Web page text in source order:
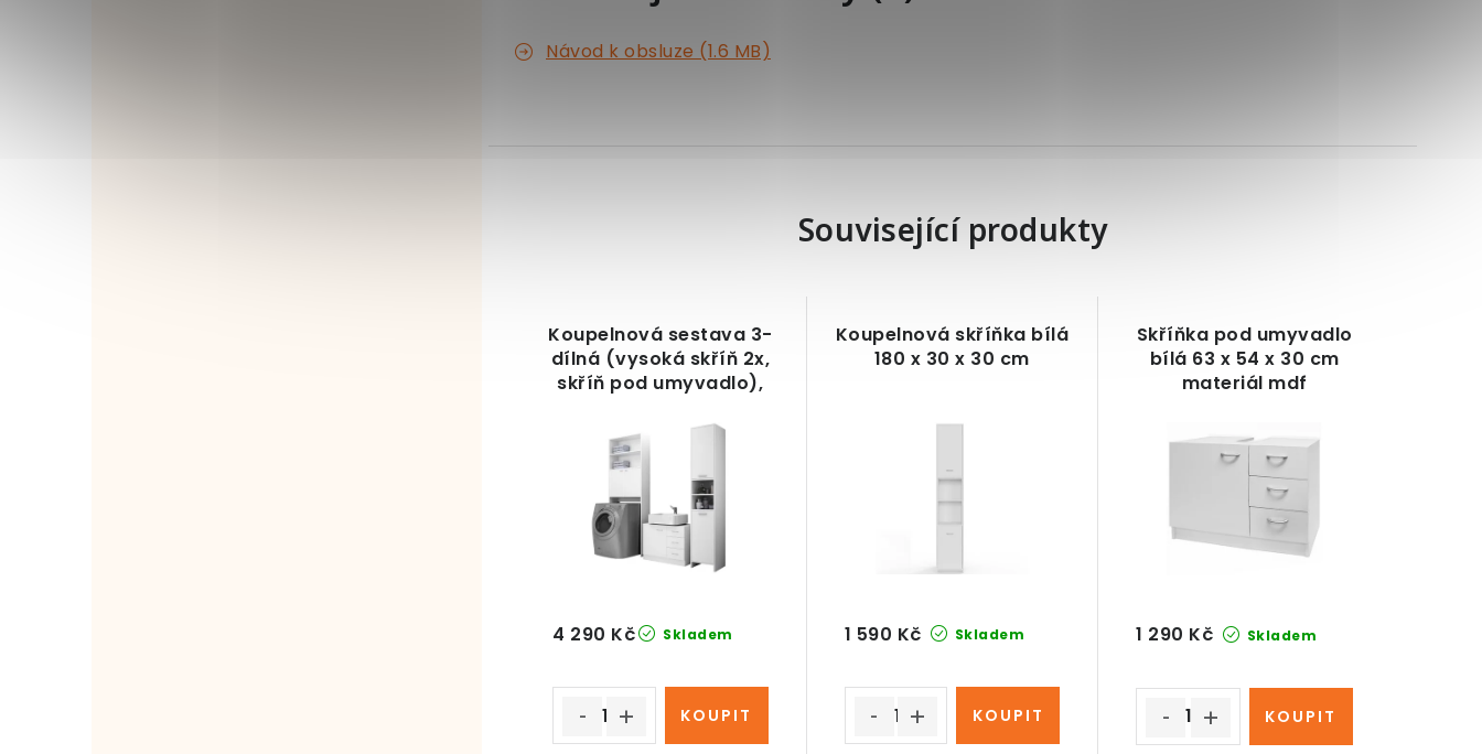
Návod k obsluze (1.6 MB)
Související produkty
Koupelnová sestava 3-
dílná (vysoká skříň 2x,
skříň pod umyvadlo),
Skladem
4 290 Kč
Koupelnová skříňka bílá
180 x 30 x 30 cm
Skladem
1 590 Kč
Skříňka pod umyvadlo
bílá 63 x 54 x 30 cm
materiál mdf
Skladem
1 290 Kč